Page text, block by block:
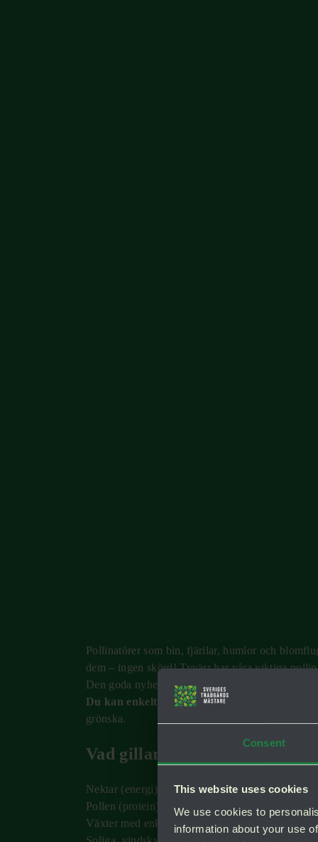
Consent
This website uses cookies
We use cookies to
information about your use
Pollinatörer som bin, fjärilar, humlor och
dem – ingen skörd! Tyvärr har våra viktiga
Den goda nyheten?
Du kan enkelt hjälpa till!Genom att plantera
grönska.
Vad gillar de? De söker efter:
Nektar (energi)
Pollen (protein)
Växter med enkla, öppna blommor – där de lätt